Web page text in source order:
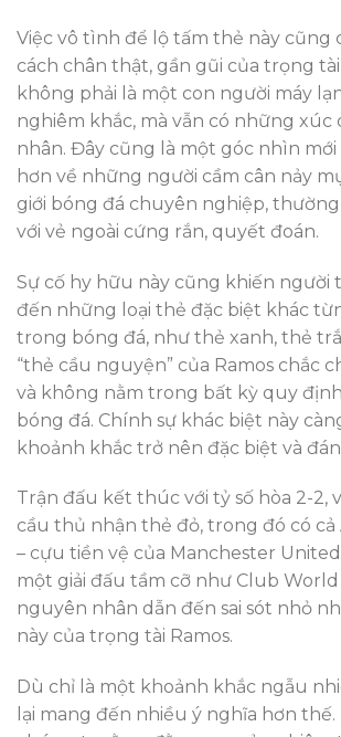
Việc vô tình để lộ tấm thẻ này cũng
cách chân thật, gần gũi của trọng tài
không phải là một con người máy
nghiêm khắc, mà vẫn có những xúc
nhân. Đây cũng là một góc nhìn mới
hơn về những người cầm cân nảy
giới bóng đá chuyên nghiệp,
với vẻ ngoài cứng rắn, quyết đoán.
Sự cố hy hữu này cũng khiến người
đến những loại thẻ đặc biệt khác
trong bóng đá, như thẻ xanh, thẻ
“thẻ cầu nguyện” của Ramos chắc
và không nằm trong bất kỳ quy
bóng đá. Chính sự khác biệt này
khoảnh khắc trở nên đặc biệt và
Trận đấu kết thúc với tỷ số hòa 2-2,
cầu thủ nhận thẻ đỏ, trong đó có cả
– cựu tiền vệ của Manchester
một giải đấu tầm cỡ như Club World
nguyên nhân dẫn đến sai sót nhỏ
này của trọng tài Ramos.
Dù chỉ là một khoảnh khắc ngẫu
lại mang đến nhiều ý nghĩa hơn